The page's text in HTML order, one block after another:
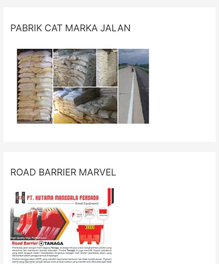
PABRIK CAT MARKA JALAN
ROAD BARRIER MARVEL